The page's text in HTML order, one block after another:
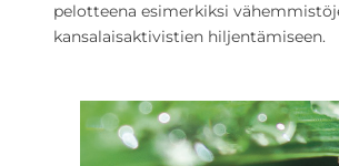
pelotteena esimerkiksi
kansalaisaktivistien hiljentämiseen.